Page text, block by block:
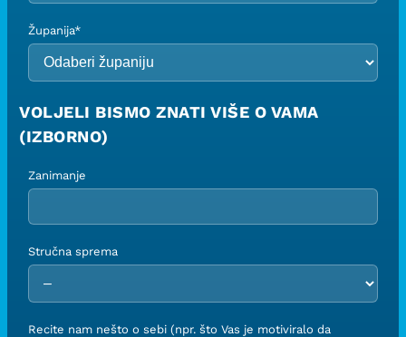
Županija*
VOLJELI BISMO ZNATI VIŠE O VAMA
(IZBORNO)
Zanimanje
Stručna sprema
Recite nam nešto o sebi (npr. što Vas je motiviralo da